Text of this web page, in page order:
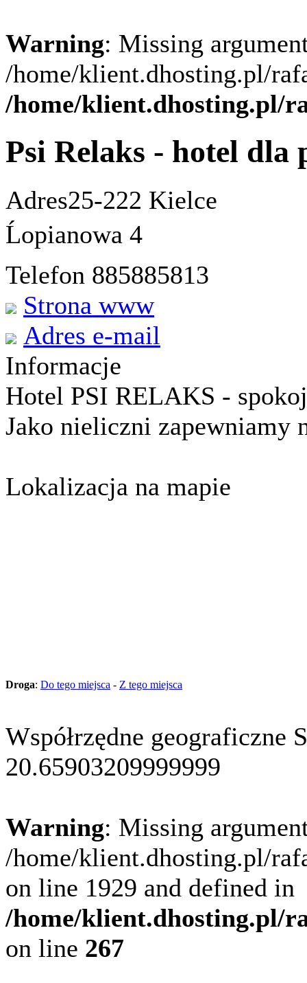
Warning: Missing
/home/klient.dhosting.pl/
/home/klient.dhosting.pl/
Psi Relaks - hotel dla
Adres25-222 Kielce
Ĺopianowa 4
Telefon 885885813
Strona www
Adres e-mail
Informacje
Hotel PSI RELAKS -
Jako nieliczni zapewniamy
Lokalizacja na mapie
Droga: Do tego miejsca - Z tego miejsca
Współrzędne geograficzne
20.65903209999999
Warning: Missing
/home/klient.dhosting.pl/
on line 1929 and defined in
/home/klient.dhosting.pl/
on line 267